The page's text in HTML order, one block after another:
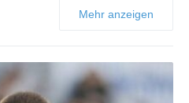
Mehr anzeigen